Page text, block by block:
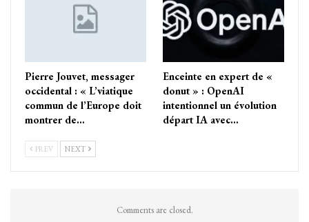
Pierre Jouvet, messager
occidental : « L’viatique
commun de l’Europe doit
montrer de…
Enceinte en expert de «
donut » : OpenAI
intentionnel un évolution
départ IA avec…
PREV NEXT
Comments are closed.